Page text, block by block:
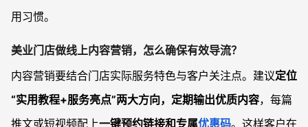
用习惯。
美业门店做线上内容营销，怎么确保有效导流？
内容营销要结合门店实际服务特色与客户关注点。建议定位
“实用教程+服务亮点”两大方向，定期输出优质内容，每篇
推文或短视频配上一键预约链接和专属优惠码。这样客户在